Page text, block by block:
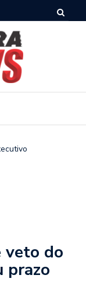
veto do
prazo